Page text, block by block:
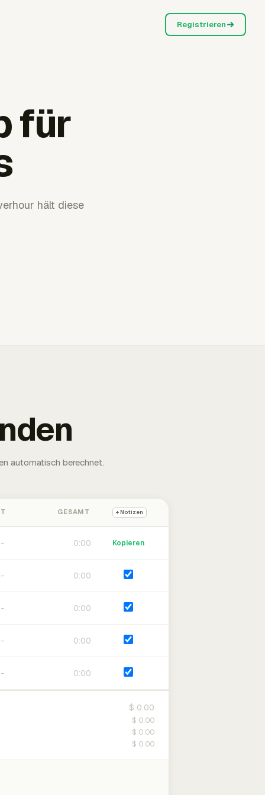
Registrieren
für
hält diese
automatisch berechnet.
GESAMT + Notizen
0:00 Kopieren
0:00
0:00
0:00
0:00
$ 0.00
$ 0.00
$ 0.00
$ 0.00